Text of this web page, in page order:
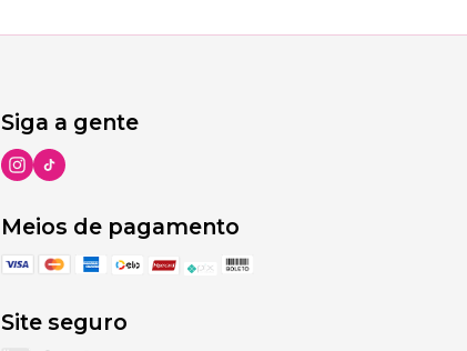
Siga a gente
Meios de pagamento
Site seguro